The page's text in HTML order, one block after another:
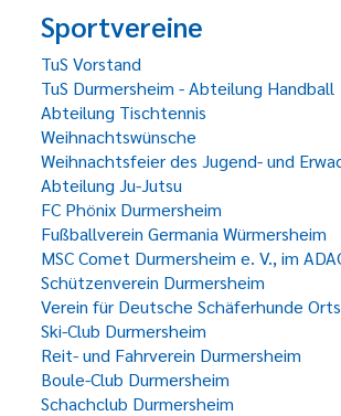
Sportvereine
TuS Vorstand
TuS Durmersheim - Abteilung Handball
Abteilung Tischtennis
Weihnachtswünsche
Weihnachtsfeier des Jugend- und
Abteilung Ju-Jutsu
FC Phönix Durmersheim
Fußballverein Germania Würmersheim
MSC Comet Durmersheim e. V., im
Schützenverein Durmersheim
Verein für Deutsche Schäferhunde
Ski-Club Durmersheim
Reit- und Fahrverein Durmersheim
Boule-Club Durmersheim
Schachclub Durmersheim